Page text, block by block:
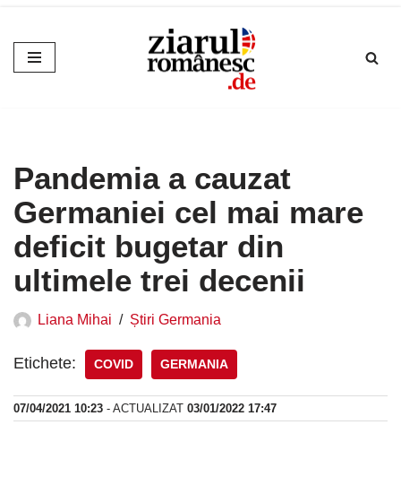
Sari
la
Pandemia a cauzat
Germaniei cel mai mare
deficit bugetar din
ultimele trei decenii
Liana Mihai Știri Germania
Etichete: COVID GERMANIA
07/04/2021 10:23 - ACTUALIZAT 03/01/2022 17:47